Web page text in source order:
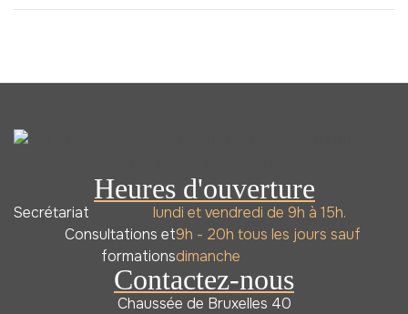
Contactez-nous
Chaussée de Bruxelles 40
Heures d'ouverture
Secrétariat
lundi et vendredi de 9h à 15h.
Consultations et
formations
9h - 20h tous les jours sauf
dimanche